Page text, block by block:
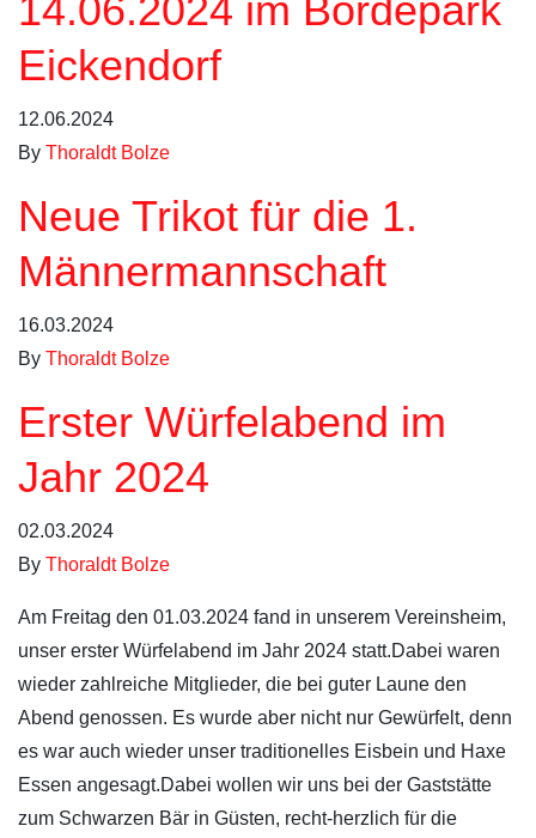
14.06.2024 im Bördepark
Eickendorf
12.06.2024
By Thoraldt Bolze
Neue Trikot für die 1.
Männermannschaft
16.03.2024
By Thoraldt Bolze
Erster Würfelabend im
Jahr 2024
02.03.2024
By Thoraldt Bolze
Am Freitag den 01.03.2024 fand in unserem Vereinsheim,
unser erster Würfelabend im Jahr 2024 statt.Dabei waren
wieder zahlreiche Mitglieder, die bei guter Laune den
Abend genossen. Es wurde aber nicht nur Gewürfelt, denn
es war auch wieder unser traditionelles Eisbein und Haxe
Essen angesagt.Dabei wollen wir uns bei der Gaststätte
zum Schwarzen Bär in Güsten, recht-herzlich für die